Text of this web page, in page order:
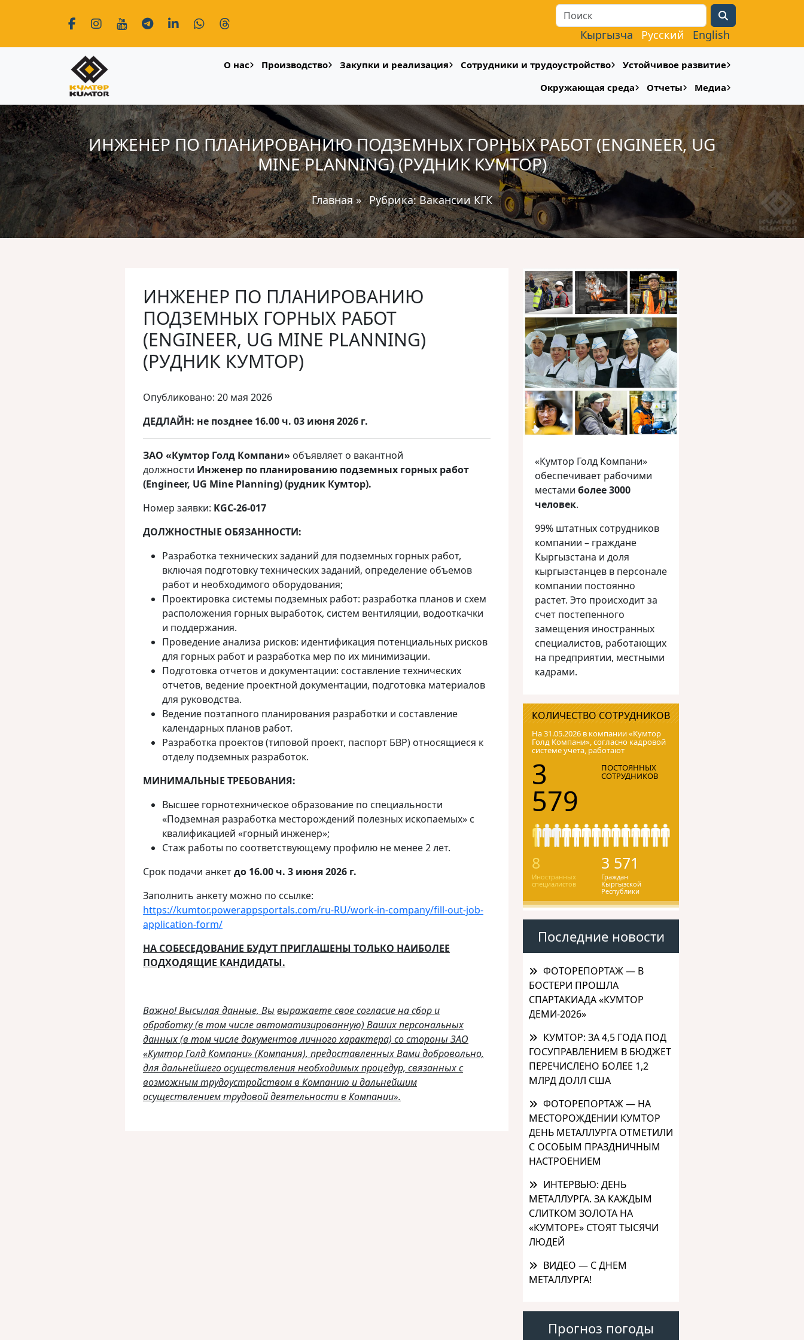
Search
Кыргызча Русский English
О нас Производство Закупки и реализация Сотрудники и трудоустройство
Устойчивое развитие
Окружающая среда
Отчеты Медиа
ИНЖЕНЕР ПО ПЛАНИРОВАНИЮ ПОДЗЕМНЫХ ГОРНЫХ РАБОТ (ENGINEER, UG
MINE PLANNING) (РУДНИК КУМТОР)
Главная» Рубрика:Вакансии КГК
ИНЖЕНЕР ПО ПЛАНИРОВАНИЮ
ПОДЗЕМНЫХ ГОРНЫХ РАБОТ
(ENGINEER, UG MINE PLANNING)
(РУДНИК КУМТОР)
Опубликовано: 20 мая 2026
ДЕДЛАЙН: не позднее 16.00 ч. 03 июня 2026 г.
ЗАО «Кумтор Голд Компани» объявляет о вакантной
должности Инженер по планированию подземных горных работ
(Engineer, UG Mine Planning)(рудник Кумтор).
Номер заявки: KGC-26-017
ДОЛЖНОСТНЫЕ ОБЯЗАННОСТИ:
Разработка технических заданий для подземных горных работ,
включая подготовку технических заданий, определение объемов
работ и необходимого оборудования;
Проектировка системы подземных работ: разработка планов и схем
расположения горных выработок, систем вентиляции, водооткачки
и поддержания.
Проведение анализа рисков: идентификация потенциальных рисков
для горных работ и разработка мер по их минимизации.
Подготовка отчетов и документации: составление технических
отчетов, ведение проектной документации, подготовка материалов
для руководства.
Ведение поэтапного планирования разработки и составление
календарных планов работ.
Разработка проектов (типовой проект, паспорт БВР) относящиеся к
отделу подземных разработок.
МИНИМАЛЬНЫЕ ТРЕБОВАНИЯ:
Высшее горнотехническое образование по специальности
«Подземная разработка месторождений полезных ископаемых» с
квалификацией «горный инженер»;
Стаж работы по соответствующему профилю не менее 2 лет.
Срок подачи анкетдо 16.00 ч. 3 июня 2026 г.
Заполнить анкету можно по ссылке:
https://kumtor.powerappsportals.com/ru-RU/work-in-company/fill-out-job-
application-form/
НА СОБЕСЕДОВАНИЕ БУДУТ ПРИГЛАШЕНЫ ТОЛЬКО НАИБОЛЕЕ
ПОДХОДЯЩИЕ КАНДИДАТЫ.
Важно! Высылая данные, Вы выражаете свое согласие на сбор и
обработку (в том числе автоматизированную) Ваших персональных
данных (в том числе документов личного характера) со стороны ЗАО
«Кумтор Голд Компани» (Компания), предоставленных Вами добровольно,
для дальнейшего осуществления необходимых процедур, связанных с
возможным трудоустройством в Компанию и дальнейшим
осуществлением трудовой деятельности в Компании».
«Кумтор Голд Компани»
обеспечивает рабочими
местами более 3000
человек.
99% штатных сотрудников
компании – граждане
Кыргызстана и доля
кыргызстанцев в персонале
компании постоянно
растет. Это происходит за
счет постепенного
замещения иностранных
специалистов, работающих
на предприятии, местными
кадрами.
КОЛИЧЕСТВО СОТРУДНИКОВ
На 31.05.2026 в компании «Кумтор
Голд Компани», согласно кадровой
системе учета, работают
3
579
ПОСТОЯННЫХ
СОТРУДНИКОВ
8
Иностранных
специалистов
3 571
Граждан
Кыргызской
Республики
Последние новости
ФОТОРЕПОРТАЖ — В
БОСТЕРИ ПРОШЛА
СПАРТАКИАДА «КУМТОР
ДЕМИ-2026»
КУМТОР: ЗА 4,5 ГОДА ПОД
ГОСУПРАВЛЕНИЕМ В БЮДЖЕТ
ПЕРЕЧИСЛЕНО БОЛЕЕ 1,2
МЛРД ДОЛЛ США
ФОТОРЕПОРТАЖ — НА
МЕСТОРОЖДЕНИИ КУМТОР
ДЕНЬ МЕТАЛЛУРГА ОТМЕТИЛИ
С ОСОБЫМ ПРАЗДНИЧНЫМ
НАСТРОЕНИЕМ
ИНТЕРВЬЮ: ДЕНЬ
МЕТАЛЛУРГА. ЗА КАЖДЫМ
СЛИТКОМ ЗОЛОТА НА
«КУМТОРЕ» СТОЯТ ТЫСЯЧИ
ЛЮДЕЙ
ВИДЕО — С ДНЕМ
МЕТАЛЛУРГА!
Прогноз погоды